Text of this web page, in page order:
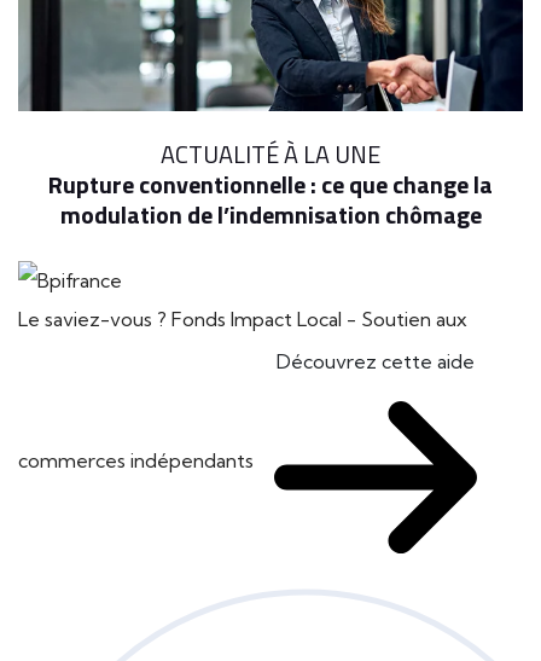
ACTUALITÉ À LA UNE
Rupture conventionnelle : ce que change la
modulation de l’indemnisation chômage
Le saviez-vous ? Fonds Impact Local - Soutien aux
commerces indépendants
Découvrez cette aide